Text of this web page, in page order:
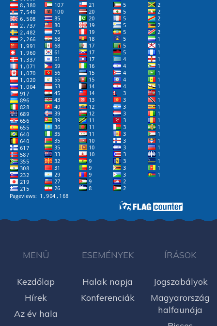
MENÜ
Kezdőlap
Hírek
Az év hala
ESEMÉNYEK
Halak napja
Konferenciák
ÍRÁSOK
Jogszabályok
Magyarország
halfaunája